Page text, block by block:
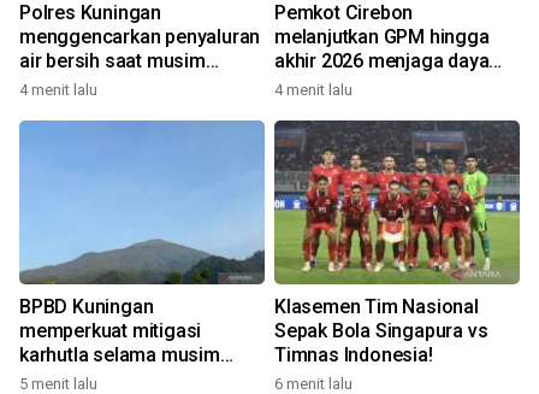
Polres Kuningan
menggencarkan penyaluran
air bersih saat musim
kemarau
4 menit lalu
Pemkot Cirebon
melanjutkan GPM hingga
akhir 2026 menjaga daya
beli warga
4 menit lalu
BPBD Kuningan
memperkuat mitigasi
karhutla selama musim
kemarau
5 menit lalu
Klasemen Tim Nasional
Sepak Bola Singapura vs
Timnas Indonesia!
6 menit lalu